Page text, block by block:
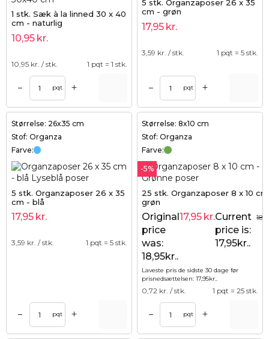
1 stk. Sæk à la linned 30 x 40
cm - naturlig
10,95 kr.
10,95 kr. / stk. 1 pqt = 1 stk.
– pqt +
5 stk. Organzaposer 26 x 35
cm - grøn
17,95 kr.
3,59 kr. / stk. 1 pqt = 5 stk.
– pqt +
Størrelse: 26x35 cm
Stof: Organza
Farve:
5 stk. Organzaposer 26 x 35
cm - blå
17,95 kr.
3,59 kr. / stk. 1 pqt = 5 stk.
– pqt +
Størrelse: 8x10 cm
Stof: Organza
Farve:
-5%
25 stk. Organzaposer 8 x 10
grøn
Original
price
was:
18,95kr..
17,95 kr.Current
price is:
17,95kr..
Laveste pris de sidste 30 dage før
prisnedsættelsen:17,95kr..
0,72 kr. / stk. 1 pqt = 25 stk.
– pqt +